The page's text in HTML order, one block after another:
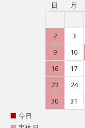
日 月
2
3
9
10
16
17
23
24
30
31
■ 今日